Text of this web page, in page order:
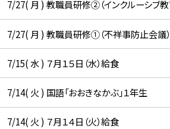
7/27( 月 ) 教職員研修②（インクルーシブ教
7/27( 月 ) 教職員研修①（不祥事防止会議）
7/15( 水 ) ７月１５日（水）給食
7/14( 火 ) 国語「おおきなかぶ」１年生
7/14( 火 ) ７月１４日（火）給食